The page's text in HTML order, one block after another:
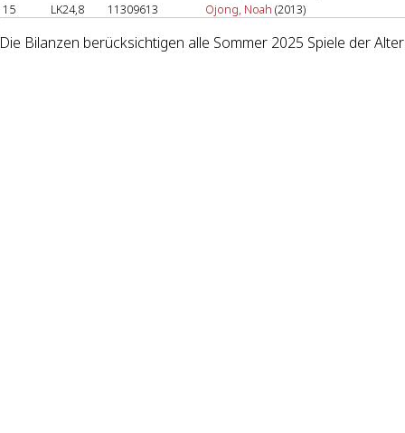
15
LK24,8 11309613 Ojong, Noah (2013)
Die Bilanzen berücksichtigen alle Sommer 2025 Spiele der